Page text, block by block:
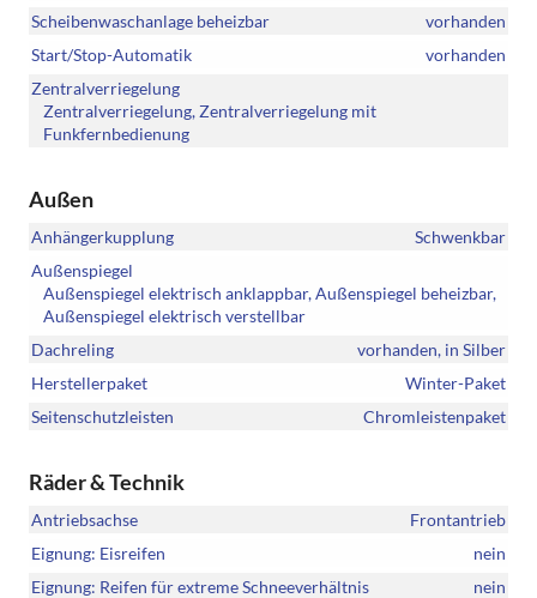
Scheibenwaschanlage beheizbar
vorhanden
Start/Stop-Automatik
vorhanden
Zentralverriegelung
Zentralverriegelung, Zentralverriegelung mit
Funkfernbedienung
Außen
Anhängerkupplung
Schwenkbar
Außenspiegel
Außenspiegel elektrisch anklappbar, Außenspiegel beheizbar,
Außenspiegel elektrisch verstellbar
Dachreling
vorhanden, in Silber
Herstellerpaket
Winter-Paket
Seitenschutzleisten
Chromleistenpaket
Räder & Technik
Antriebsachse
Frontantrieb
Eignung: Eisreifen
nein
Eignung: Reifen für extreme Schneeverhältnis
nein